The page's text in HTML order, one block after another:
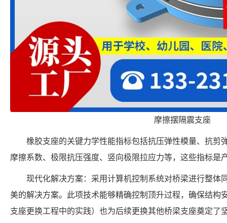
摩擦摆隔震支座
橡胶支座的关键力学性能指标包括抗压弹性模量、抗剪
摩擦系数、极限抗压强度、竖向极限拉应力等，这些指标是
现代化解决方案：采用计算机控制系统对桥梁进行整体
美的解决方案。此项技术能够精确控制顶升过程，确保结构
支座更换工程中的实践）也为后续更换其他桥梁支座奠定了